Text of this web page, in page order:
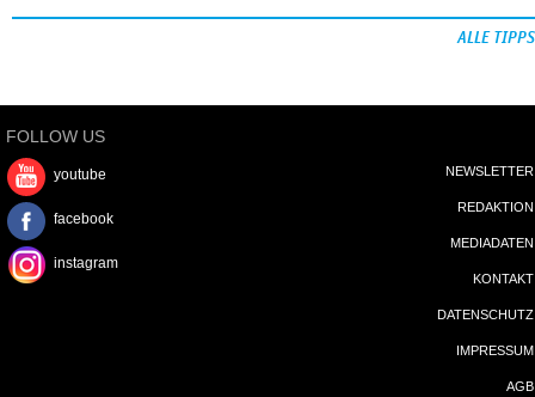
ALLE TIPPS
FOLLOW US
youtube
facebook
instagram
NEWSLETTER
REDAKTION
MEDIADATEN
KONTAKT
DATENSCHUTZ
IMPRESSUM
AGB